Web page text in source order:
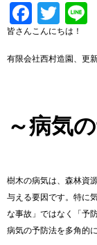
皆さんこんにちは！
有限会社西村造園、更
～病気
樹木の病気は、森林資
与える要因です。特に
な事故」ではなく「予
病気の予防法を多角的